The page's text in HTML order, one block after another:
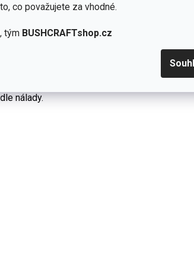
co považujete za vhodné.
tým BUSHCRAFTshop.cz
sáček.
nálady.